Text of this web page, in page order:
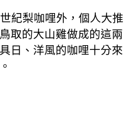
紀梨咖哩外，個人大推
取的大山雞做成的這兩
日、洋風的咖哩十分來